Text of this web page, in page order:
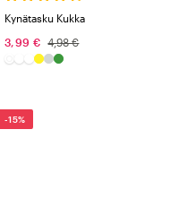
Kynätasku Kukka
3,99 €
4,98 €
-15%